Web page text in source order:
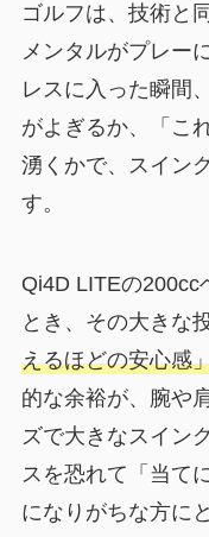
ゴルフは、技術と
メンタルがプレー
レスに入った瞬間
がよぎるか、「こ
湧くかで、スイン
す。
Qi4D LITEの200cc
とき、その大きな
えるほどの安心感
的な余裕が、腕や
ズで大きなスイン
スを恐れて「当て
になりがちな方に